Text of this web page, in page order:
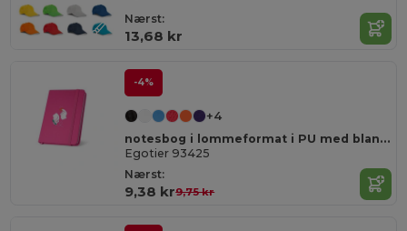
Nærst:
13,68 kr
-4%
+4
notesbog i lommeformat i PU med blanke sider
Egotier 93425
Nærst:
9,38 kr9,75 kr